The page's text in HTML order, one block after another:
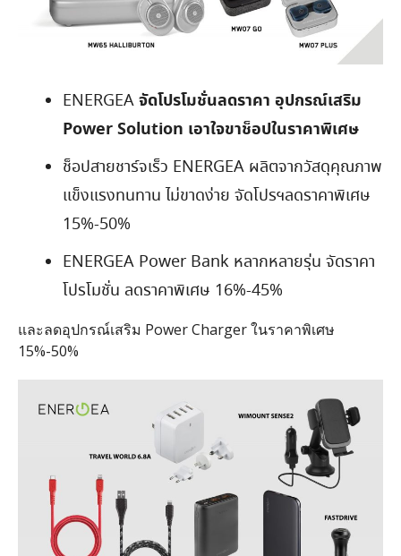
ENERGEAจัดโปรโมชั่นลดราคา อุปกรณ์เสริม
Power Solution เอาใจขาช็อปในราคาพิเศษ
ช็อปสายชาร์จเร็ว ENERGEA ผลิตจากวัสดุคุณภาพ
แข็งแรงทนทาน ไม่ขาดง่าย จัดโปรฯลดราคาพิเศษ
15%-50%
ENERGEA Power Bank หลากหลายรุ่น จัดราคา
โปรโมชั่น ลดราคาพิเศษ 16%-45%
และลดอุปกรณ์เสริม Power Charger ในราคาพิเศษ
15%-50%